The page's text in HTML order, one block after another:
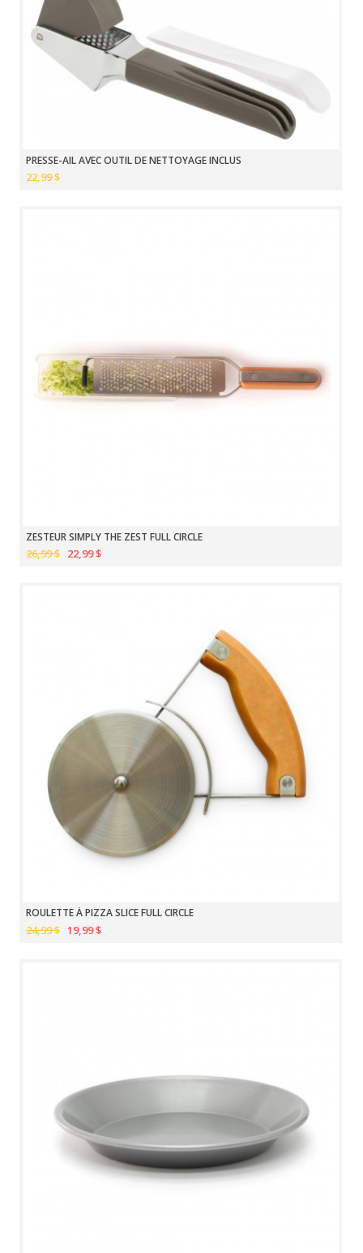
PRESSE-AIL AVEC OUTIL DE NETTOYAGE INCLUS
22,99 $
ZESTEUR SIMPLY THE ZEST FULL CIRCLE
26,99 $ 22,99 $
ROULETTE À PIZZA SLICE FULL CIRCLE
24,99 $ 19,99 $